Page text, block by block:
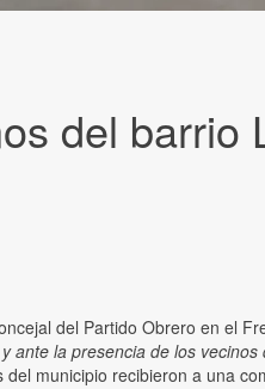
del
del Partido Obrero en el
ante la presencia de los
municipio recibieron a una